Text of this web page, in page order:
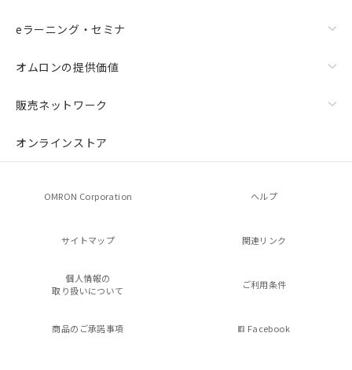
eラーニング・セミナ
オムロンの提供価値
販売ネットワーク
オンラインストア
OMRON Corporation ヘルプ
サイトマップ 関連リンク
個人情報の
取り扱いについて
ご利用条件
商品のご承諾事項 Facebook